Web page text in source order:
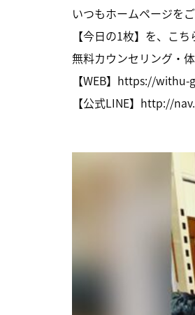
いつもホームページを
【今日の1枚】を、こ
無料カウンセリング・
【WEB】 https://withu-
【公式LINE】 http://